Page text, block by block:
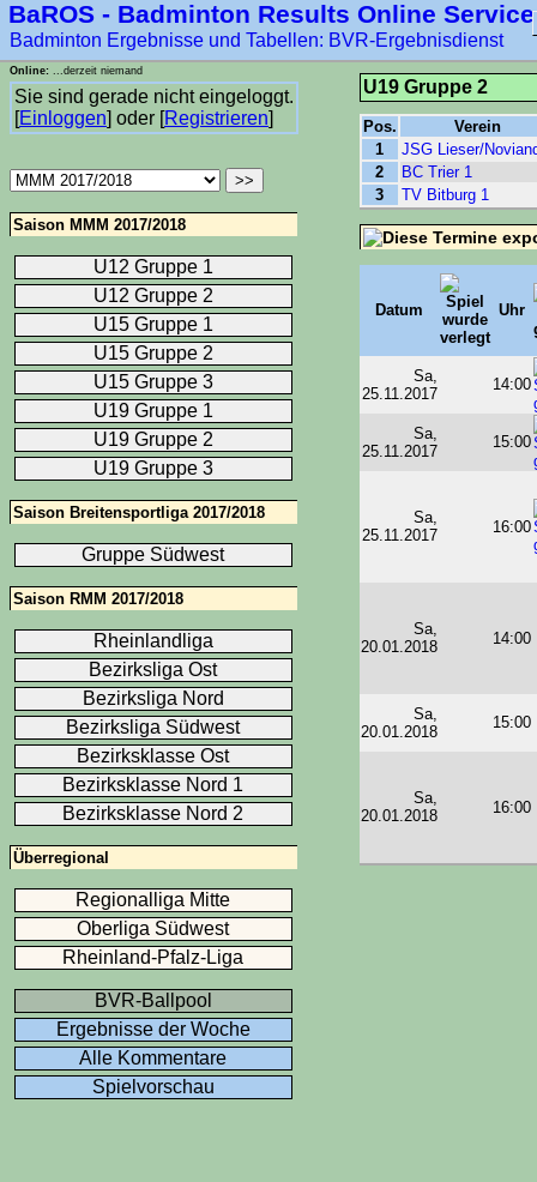
****-1
BaROS - Badminton Results Online Service
Badminton Ergebnisse und Tabellen: BVR-Ergebnisdienst
U19 Gruppe 2
Pos.
Verein
1
JSG Lieser/
2
BC Trier 1
3
TV Bitburg 1
Datum Uhr
Sa,
25.11.2017
14:00
Sa,
25.11.2017
15:00
Sa,
25.11.2017
16:00
Sa,
20.01.2018
14:00
Sa,
20.01.2018
15:00
Sa,
20.01.2018
16:00
Saison MMM 2017/2018
U12 Gruppe 1
U12 Gruppe 2
U15 Gruppe 1
U15 Gruppe 2
U15 Gruppe 3
U19 Gruppe 1
U19 Gruppe 2
U19 Gruppe 3
Saison Breitensportliga 2017/2018
Gruppe Südwest
Saison RMM 2017/2018
Rheinlandliga
Bezirksliga Ost
Bezirksliga Nord
Bezirksliga Südwest
Bezirksklasse Ost
Bezirksklasse Nord 1
Bezirksklasse Nord 2
Überregional
Regionalliga Mitte
Oberliga Südwest
Rheinland-Pfalz-Liga
BVR-Ballpool
Ergebnisse der Woche
Alle Kommentare
Spielvorschau
Online: ...derzeit niemand
Sie sind gerade nicht eingeloggt.
[Einloggen] oder [Registrieren]